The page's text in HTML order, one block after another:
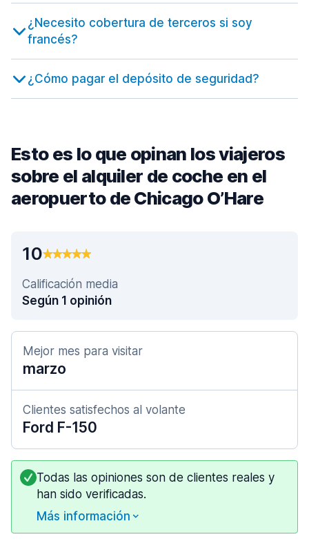
¿Necesito cobertura de terceros si soy
francés?
¿Cómo pagar el depósito de seguridad?
Esto es lo que opinan los viajeros
sobre el alquiler de coche en el
aeropuerto de Chicago O’Hare
10
Calificación media
Según 1 opinión
Mejor mes para visitar
marzo
Clientes satisfechos al volante
Ford F-150
Todas las opiniones son de clientes reales y
han sido verificadas.
Más información